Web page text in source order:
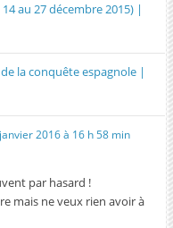
au 27 décembre 2015) |
la conquête espagnole |
2016 à 16 h 58 min
par hasard !
mais ne veux rien avoir à